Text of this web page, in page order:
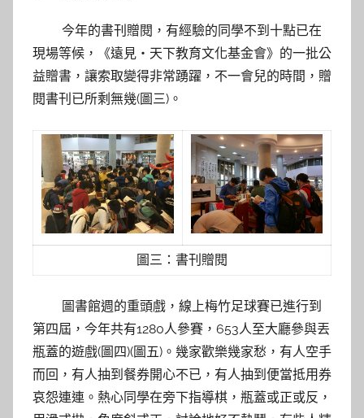
今年的書刊贈閱，有經驗的同學不到十點已在
現場等候，《遠見‧天下教育文化基金會》的一批公
益贈書，讓索取變得非常踴躍，不一會兒的時間，贈
閱書刊已所剩無幾(圖三)。
圖三：書刊贈閱
圖書館週的重頭戲，線上梅竹足球賽已進行到
第四屆，今年共有1280人參賽，653人至大廳參與丟
瓶蓋的遊戲(圖四)(圖五)。幾家歡樂幾家愁，有人空手
而回，有人抽到餐券開心不已，有人抽到便當抵用券
哀怨連連。熱心同學在旁下指導棋，瓶蓋或正或反，